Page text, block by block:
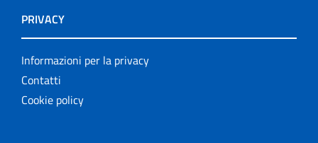
PRIVACY
Informazioni per la privacy
Contatti
Cookie policy